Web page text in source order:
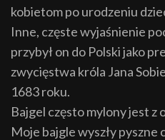
kobietom po urodzeniu
Inne, częste wyjaśnienie
przybył on do Polski jako
zwycięstwa króla Jana
1683 roku.
Bajgel często mylony jest z
Moje bajgle wyszły pyszne